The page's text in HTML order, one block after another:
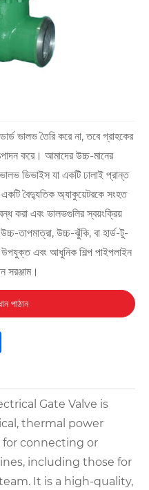
ভালভ তৈরি করে না, তবে গ্রাহকের
করে। আমাদের উচ্চ-মানের
ডিভাইস যা একটি ঢালাই প্রান্ত
বৈদ্যুতিক অ্যাকুয়েটরকে সংহত
করা এবং ভালভগুলির স্বয়ংক্রিয়
তাপমাত্রা, উচ্চ-ঝুঁকি, বা হার্ড-টু-
উপযুক্ত এবং আধুনিক শিল্প পাইপলাইন
সরঞ্জাম।
পাঠান
Gate Valve is
thermal power
connecting or
including those for
It is a high-quality,